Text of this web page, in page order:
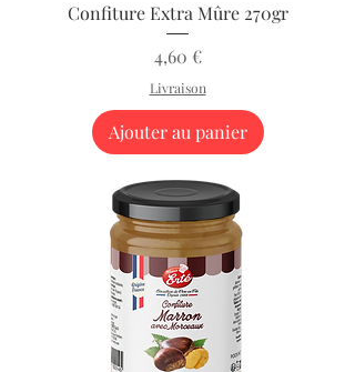
Confiture Extra Mûre 270gr
Prix
4,60 €
Livraison
Ajouter au panier